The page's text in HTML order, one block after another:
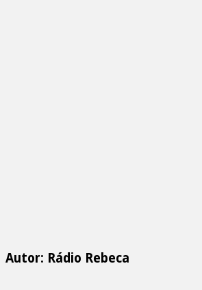
Autor: Rádio Rebeca